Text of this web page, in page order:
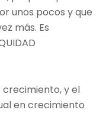
unos pocos y que
más. Es
crecimiento, y el
en crecimiento